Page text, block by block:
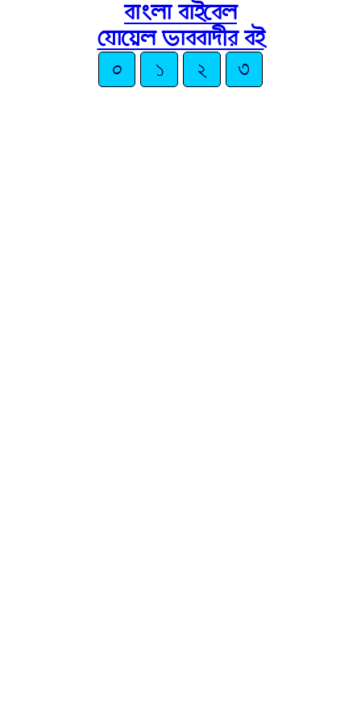
বাংলা বাইবেল
যোয়েল ভাববাদীর বই
০ ১ ২ ৩